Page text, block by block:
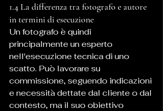
1.4 La differenza tra fotografo e autore
in termini di esecuzione
Un fotografo è quindi
principalmente un esperto
nell'esecuzione tecnica di uno
scatto. Può lavorare su
commissione, seguendo indicazioni
e necessità dettate dal cliente o dal
contesto, ma il suo obiettivo